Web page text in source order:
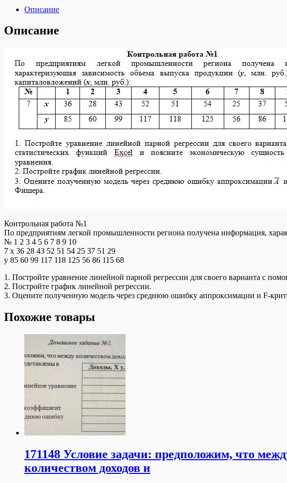
Описание
Описание
Контрольная работа №1
По предприятиям легкой промышленности региона получена информация,
№ 1 2 3 4 5 6 7 8 9 10
7 x 36 28 43 52 51 54 25 37 51 29
у 85 60 99 117 118 125 56 86 115 68
1. Постройте уравнение линейной парной регрессии для своего варианта с
2. Постройте график линейной регрессии.
3. Оцените полученную модель через среднюю ошибку аппроксимации и F-
Похожие товары
171148 Условие задачи: предположим, что
количеством доходов и